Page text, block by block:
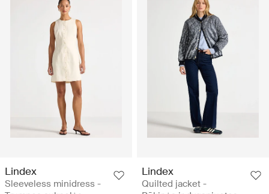
Lindex
Sleeveless minidress -
Lindex
Quilted jacket -